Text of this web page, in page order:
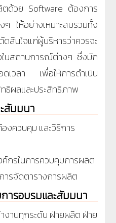
ด้วย Software ต้องการ
ให้อย่างเหมาะสมรวมทั้ง
สินใจแก่ผู้บริหารว่าควรจะ
ในสถานการณ์ต่างๆ ซึ่งมัก
ดเวลา เพื่อให้การดำเนิน
ธิผลและประสิทธิภาพ
สัมมนา
งควบคุม และวิธีการ
กรในการควบคุมการผลิต
ารจัดตารางการผลิต
รอบรมและสัมมนา
านทุกระดับ ฝ่ายผลิต ฝ่าย